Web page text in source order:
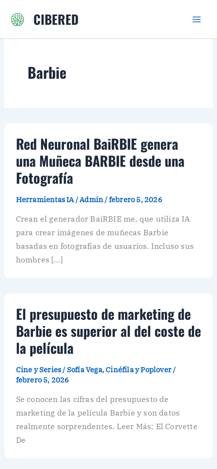
CIBERED
Barbie
Red Neuronal BaiRBIE genera
una Muñeca BARBIE desde una
Fotografía
Herramientas IA/Admin /febrero 5, 2026
Crean el generador BaiRBIE me, que utiliza IA
para crear imágenes de muñecas Barbie
basadas en fotografías de usuarios. Incluso sus
hombres […]
El presupuesto de marketing de
Barbie es superior al del coste de
la película
Cine y Series /Sofía Vega, Cinéfila y Poplover /
febrero 5, 2026
Se conocen las cifras del presupuesto de
marketing de la película Barbie y son datos
realmente sorprendentes. Leer Más: El Corvette
De